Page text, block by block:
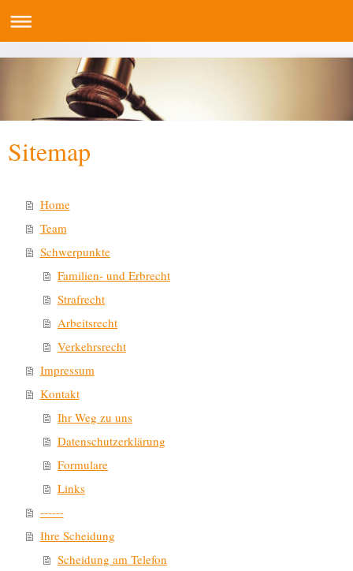
Sitemap
Home
Team
Schwerpunkte
Familien- und Erbrecht
Strafrecht
Arbeitsrecht
Verkehrsrecht
Impressum
Kontakt
Ihr Weg zu uns
Datenschutzerklärung
Formulare
Links
------
Ihre Scheidung
Scheidung am Telefon